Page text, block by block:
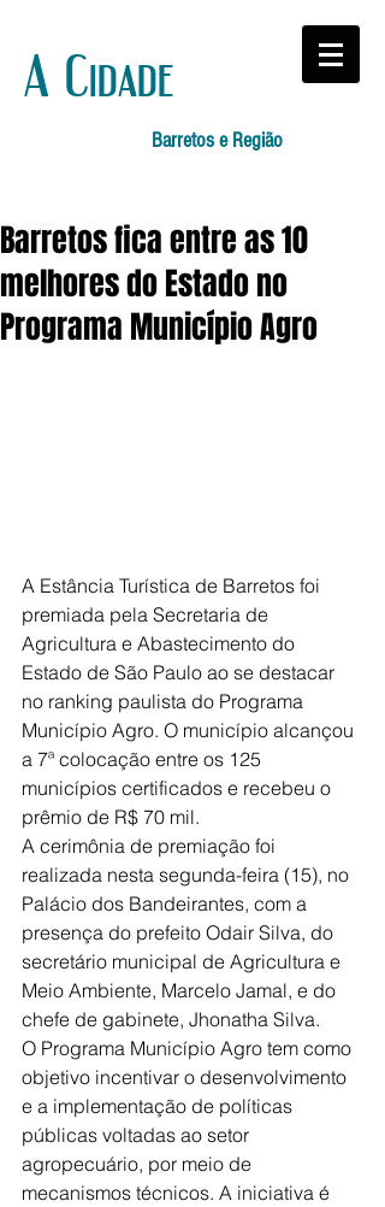
A Cidade
Barretos e Região
Barretos fica entre as 10
melhores do Estado no
Programa Município Agro
A Estância Turística de Barretos foi
premiada pela Secretaria de
Agricultura e Abastecimento do
Estado de São Paulo ao se destacar
no ranking paulista do Programa
Município Agro. O município alcançou
a 7ª colocação entre os 125
municípios certificados e recebeu o
prêmio de R$ 70 mil.
A cerimônia de premiação foi
realizada nesta segunda-feira (15), no
Palácio dos Bandeirantes, com a
presença do prefeito Odair Silva, do
secretário municipal de Agricultura e
Meio Ambiente, Marcelo Jamal, e do
chefe de gabinete, Jhonatha Silva.
O Programa Município Agro tem como
objetivo incentivar o desenvolvimento
e a implementação de políticas
públicas voltadas ao setor
agropecuário, por meio de
mecanismos técnicos. A iniciativa é